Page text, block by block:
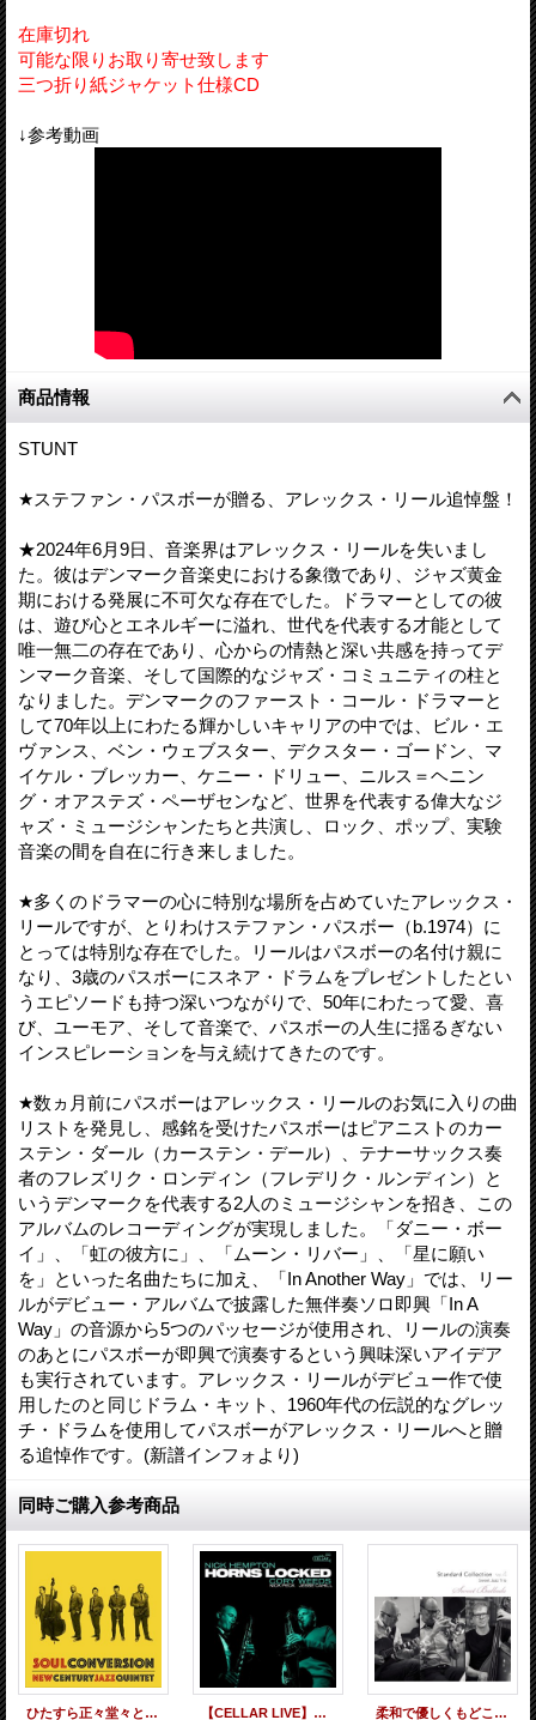
在庫切れ
可能な限りお取り寄せ致します
三つ折り紙ジャケット仕様CD
↓参考動画
商品情報
STUNT
★ステファン・パスボーが贈る、アレックス・リール追悼盤！
★2024年6月9日、音楽界はアレックス・リールを失いまし
た。彼はデンマーク音楽史における象徴であり、ジャズ黄金
期における発展に不可欠な存在でした。ドラマーとしての彼
は、遊び心とエネルギーに溢れ、世代を代表する才能として
唯一無二の存在であり、心からの情熱と深い共感を持ってデ
ンマーク音楽、そして国際的なジャズ・コミュニティの柱と
なりました。デンマークのファースト・コール・ドラマーと
して70年以上にわたる輝かしいキャリアの中では、ビル・エ
ヴァンス、ベン・ウェブスター、デクスター・ゴードン、マ
イケル・ブレッカー、ケニー・ドリュー、ニルス＝ヘニン
グ・オアステズ・ペーザセンなど、世界を代表する偉大なジ
ャズ・ミュージシャンたちと共演し、ロック、ポップ、実験
音楽の間を自在に行き来しました。
★多くのドラマーの心に特別な場所を占めていたアレックス・
リールですが、とりわけステファン・パスボー（b.1974）に
とっては特別な存在でした。リールはパスボーの名付け親に
なり、3歳のパスボーにスネア・ドラムをプレゼントしたとい
うエピソードも持つ深いつながりで、50年にわたって愛、喜
び、ユーモア、そして音楽で、パスボーの人生に揺るぎない
インスピレーションを与え続けてきたのです。
★数ヵ月前にパスボーはアレックス・リールのお気に入りの曲
リストを発見し、感銘を受けたパスボーはピアニストのカー
ステン・ダール（カーステン・デール）、テナーサックス奏
者のフレズリク・ロンディン（フレデリク・ルンディン）と
いうデンマークを代表する2人のミュージシャンを招き、この
アルバムのレコーディングが実現しました。「ダニー・ボー
イ」、「虹の彼方に」、「ムーン・リバー」、「星に願い
を」といった名曲たちに加え、「In Another Way」では、リー
ルがデビュー・アルバムで披露した無伴奏ソロ即興「In A
Way」の音源から5つのパッセージが使用され、リールの演奏
のあとにパスボーが即興で演奏するという興味深いアイデア
も実行されています。アレックス・リールがデビュー作で使
用したのと同じドラム・キット、1960年代の伝説的なグレッ
チ・ドラムを使用してパスボーがアレックス・リールへと贈
る追悼作です。(新譜インフォより)
同時ご購入参考商品
ひたすら正々堂々と真っ向勝負で旨口節を歌う現代2管バップの特級品! CD NEW CENTURY JAZZ QUINTET ニュー・センチュリー・ジャズ・クインテット / SOUL CONVERSION ソウル・コンヴァージョン 【CELLAR LIVE】CD Nick Hempton & Cory Weeds ニック・ヘンプトン & コリー・ウィーズ / Horns Locked 柔和で優しくもどこか儚げに翳った、哀感染みるメロウ・ムーディー幽玄世界CDSWEET JAZZ TRIO / STANDARD COLLECTION VOL.4 "SWEET BALLADS"